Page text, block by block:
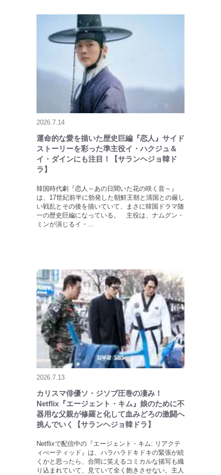
2026.7.14
運命的な愛を描いた歴史巨編『恋人』サイド
ストーリーを彩った準主役イ・ハクジュ＆
イ・ダインにも注目！【サランヘジョ韓ド
ラ】
韓国時代劇『恋人～あの日聞いた花の咲く音～』
は、17世紀前半に勃発した朝鮮王朝と清国との厳し
い戦乱とその後を描いていて、まさに韓国ドラマ随
一の歴史巨編になっている。 主役は、ナムグン・
ミンが演じるイ・…
2026.7.13
カリスマ俳優ソ・ジソブ圧巻の凄み！
Netflix『エージェント・キム』娘のために不
器用な父親が修羅と化して血みどろの激闘へ
挑んでいく【サランヘジョ韓ドラ】
Netflixで配信中の『エージェント・キム: リアクテ
ィべーティッド』は、ハラハラドキドキの緊張が続
くかと思ったら、合間に笑えるコミカルな描写も織
り込まれていて、見ていて全く飽きさせない。主人